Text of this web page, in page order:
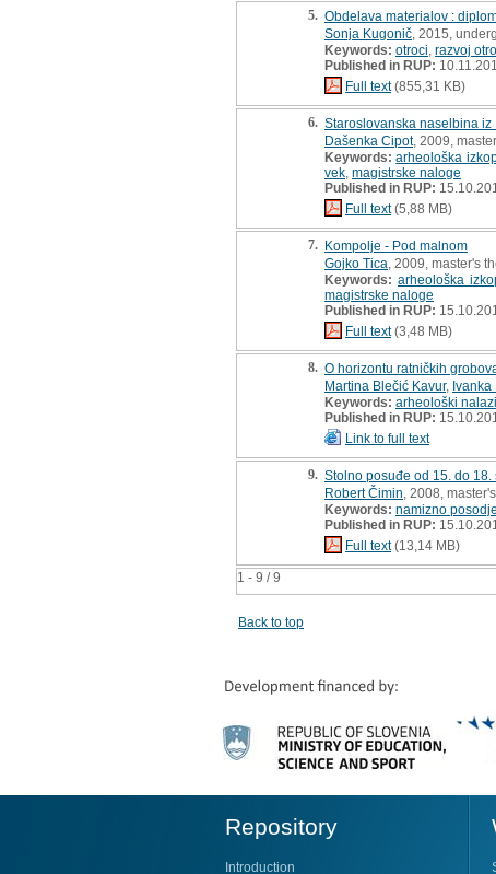
1 - 9 / 9
5. Obdelava materialov :
Sonja Kugonič , 2015,
Keywords: otroci razvoj
Published in RUP:
Full text(855,31 KB)
6. Staroslovanska naselbina iz
Dašenka Cipot, 2009,
Keywords: arheološka
vek magistrske naloge
Published in RUP:
Full text(5,88 MB)
7. Kompolje - Pod malnom
Gojko Tica , 2009, master's
Keywords: arheološka
magistrske naloge
Published in RUP:
Full text(3,48 MB)
8. O horizontu ratničkih
Martina Blečić Kavur, Ivanka
Keywords: arheološki nalazi
Published in RUP:
Link to full text
9. Stolno posuđe od 15. do
Robert Čimin , 2008,
Keywords: namizno posodje
Published in RUP:
Full text(13,14 MB)
Back to top
Repository
Introduction